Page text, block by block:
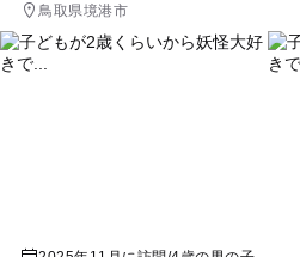
鳥取県境港市